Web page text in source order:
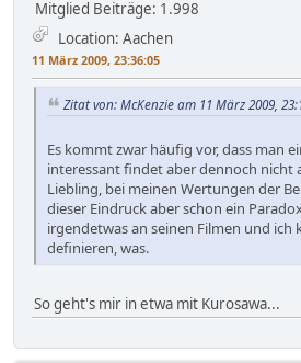
Mitglied Beiträge: 1.998
Location: Aachen
11 März 2009, 23:36:05
Zitat von: McKenzie am 11 März 2009,
Es kommt zwar häufig vor, dass man
interessant findet aber dennoch nicht
Liebling, bei meinen Wertungen der
dieser Eindruck aber schon ein
irgendetwas an seinen Filmen und ich
definieren, was.
So geht's mir in etwa mit Kurosawa...